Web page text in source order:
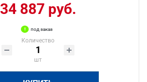
34 887 руб.
под заказ
Количество
шт